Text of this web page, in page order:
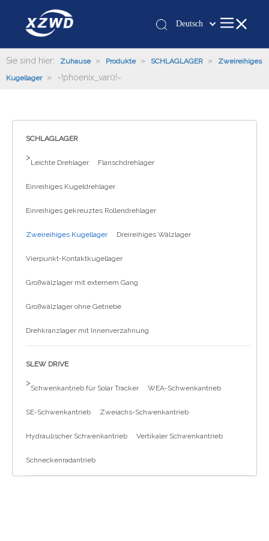
Deutsch
românesc
العربية
Sie sind hier: Zuhause » Produkte » SCHLAGLAGER »
Zweireihiges
Kugellager
» ~!phoenix_var0!~
SCHLAGLAGER
>
Leichte Drehlager Flanschdrehlager
Einreihiges Kugeldrehlager
Einreihiges gekreuztes Rollendrehlager
Zweireihiges Kugellager Dreireihiges Wälzlager
Vierpunkt-Kontaktkugellager
Großwälzlager mit externem Gang
Großwälzlager ohne Getriebe
Drehkranzlager mit Innenverzahnung
SLEW DRIVE
>
Schwenkantrieb für Solar Tracker WEA-Schwenkantrieb
SE-Schwenkantrieb Zweiachs-Schwenkantrieb
Hydraulischer Schwenkantrieb Vertikaler Schwenkantrieb
Schneckenradantrieb